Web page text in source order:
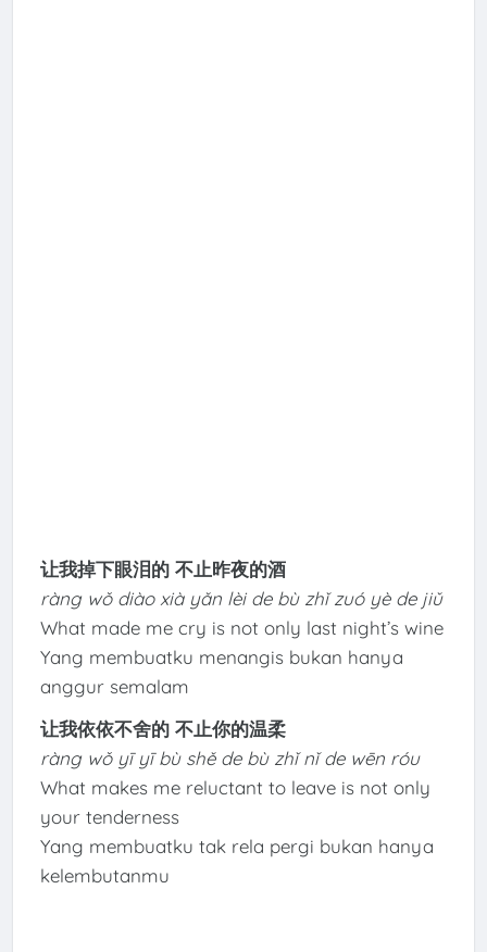
让我掉下眼泪的 不止昨夜的酒
ràng wǒ diào xià yǎn lèi de bù zhǐ zuó yè de jiǔ
What made me cry is not only last night’s wine
Yang membuatku menangis bukan hanya
anggur semalam
让我依依不舍的 不止你的温柔
ràng wǒ yī yī bù shě de bù zhǐ nǐ de wēn róu
What makes me reluctant to leave is not only
your tenderness
Yang membuatku tak rela pergi bukan hanya
kelembutanmu